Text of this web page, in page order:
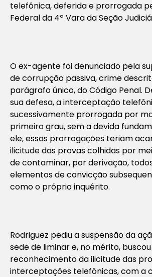
telefônica, deferida e prorrogada
Federal da 4ª Vara da Seção
O ex-agente foi denunciado pela
de corrupção passiva, crime
parágrafo único, do Código Penal.
sua defesa, a interceptação
sucessivamente prorrogada por
primeiro grau, sem a devida
ele, essas prorrogações teriam
ilicitude das provas colhidas por
de contaminar, por derivação,
elementos de convicção
como o próprio inquérito.
Rodriguez pediu a suspensão da
sede de liminar e, no mérito,
reconhecimento da ilicitude das
interceptações telefônicas, com a